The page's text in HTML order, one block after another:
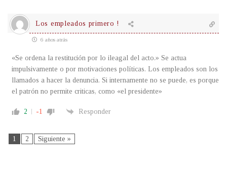
Los empleados primero !
6 años atrás
«Se ordena la restitución por lo ileagal del acto.» Se actua
impulsivamente o por motivaciones políticas. Los empleados son los
llamados a hacer la denuncia. Si internamente no se puede, es porque
el patrón no permite criticas, como «el presidente»
2 -1 Responder
1 2 Siguiente »